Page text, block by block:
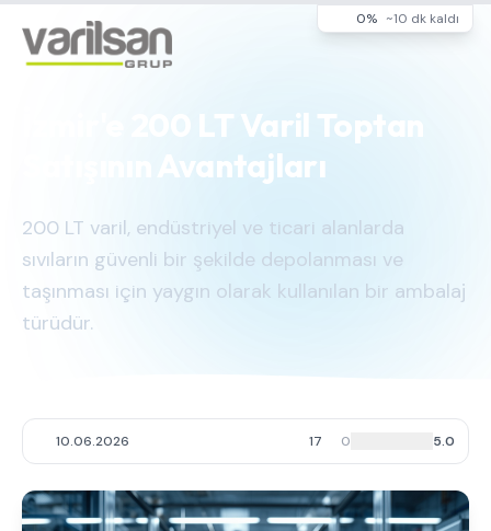
0% ~10 dk kaldı
İzmir'e 200 LT Varil Toptan
Satışının Avantajları
200 LT varil, endüstriyel ve ticari alanlarda
sıvıların güvenli bir şekilde depolanması ve
taşınması için yaygın olarak kullanılan bir ambalaj
türüdür.
10.06.2026 17 0 5.0